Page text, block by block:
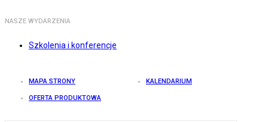
NASZE WYDARZENIA
Szkolenia i konferencje
MAPA STRONY KALENDARIUM
OFERTA PRODUKTOWA